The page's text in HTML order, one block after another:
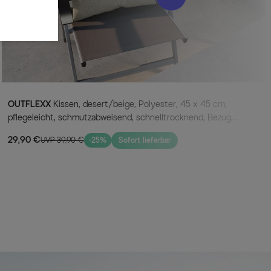
ein gemütliches Abendessen oder eine Auszeit mit
all Ihre Wünsche.
Set wird bereits montiert geliefert, sodass Sie
Entspannen beginnen können. Mit OUTFLEXX setzen
Kompromisse eingehen. Erleben Sie ein
Komfort und Stil in perfekter Harmonie vereint.
und langlebige Gartenstuhl-Set von OUTFLEXX und
in eine stilvolle und komfortable Wohlfühloase.
Sie entspannte Momente im Freien!
OUTFLEXXKissen, desert/beige, Polyester, 45 x 45 cm,
pflegeleicht, schmutzabweisend, schnelltrocknend, Bezug
29,90 €UVP 39,90 € -25% Sofort lieferbar